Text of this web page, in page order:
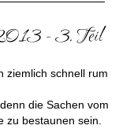
2013 - 3. Teil
ziemlich schnell rum
die Sachen vom
zu bestaunen sein.